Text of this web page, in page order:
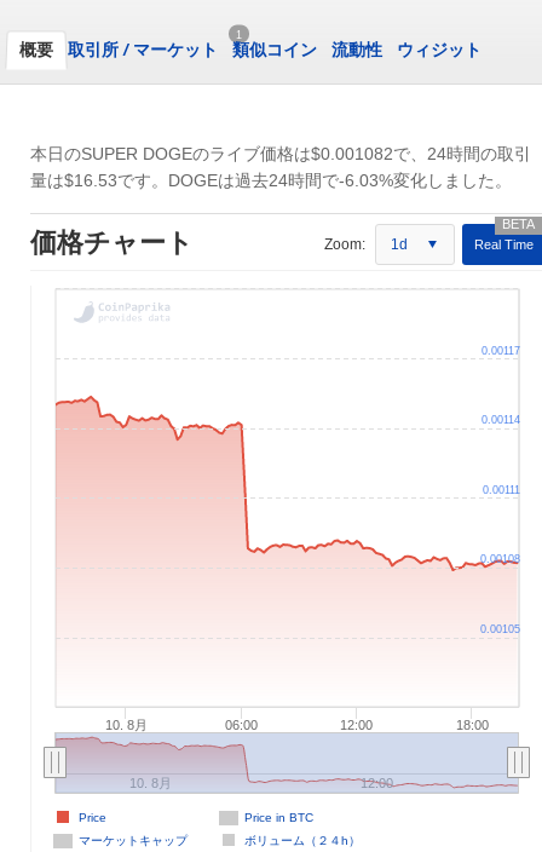
概要 取引所 /マーケット
1
類似コイン 流動性 ウィジット
本日のSUPER DOGEのライブ価格は$0.001082で、24時間の取引
量は$16.53です。DOGEは過去24時間で-6.03%変化しました。
価格チャート Zoom: 1d Real Time
10. 8月 06:00 12:00 18:00
Price in BTC
マーケットキャップ
ボリューム（２４h）
Price
10. 8月 12:00
0.00105
0.00108
0.00111
0.00114
0.00117